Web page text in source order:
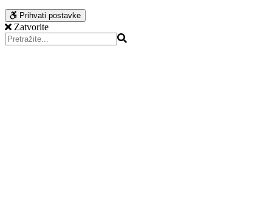
Prihvati postavke
Zatvorite